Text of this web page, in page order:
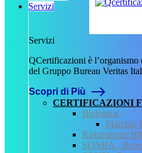
Servizi
Servizi
QCertificazioni è
del Gruppo Bureau Veritas
Scopri di Più
CERTIFICAZIONI
Biologica
Marchio
Ristorazione
SQNBA -
Scritto da
2023.